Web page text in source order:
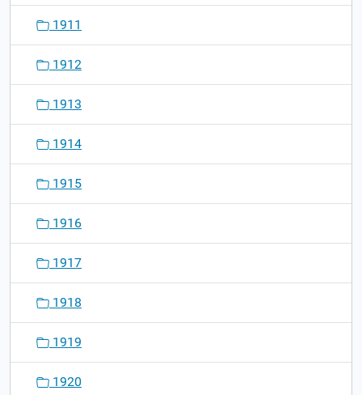
1911
1912
1913
1914
1915
1916
1917
1918
1919
1920